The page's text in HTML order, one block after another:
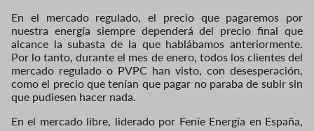
En el mercado regulado, el precio que pagaremos por
nuestra energía siempre dependerá del precio final que
alcance la subasta de la que hablábamos anteriormente.
Por lo tanto, durante el mes de enero, todos los clientes del
mercado regulado o PVPC han visto, con desesperación,
como el precio que tenían que pagar no paraba de subir sin
que pudiesen hacer nada.
En el mercado libre, liderado por Feníe Energía en España,